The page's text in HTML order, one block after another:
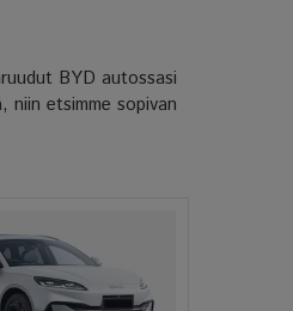
BYD autossasi
etsimme sopivan